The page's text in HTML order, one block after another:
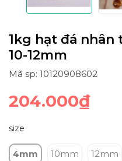
1kg hạt đá nhân
10-12mm
Mã sp: 10120908602
204.000₫
size
4mm 10mm 12mm